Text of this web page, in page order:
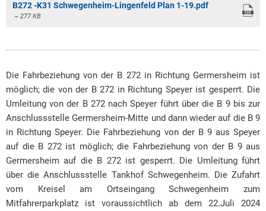
B272 -K31 Schwegenheim-Lingenfeld Plan 1-19.pdf
~ 277 KB
Die Fahrbeziehung von der B 272 in Richtung Germersheim ist
möglich; die von der B 272 in Richtung Speyer ist gesperrt. Die
Umleitung von der B 272 nach Speyer führt über die B 9 bis zur
Anschlussstelle Germersheim-Mitte und dann wieder auf die B 9
in Richtung Speyer. Die Fahrbeziehung von der B 9 aus Speyer
auf die B 272 ist möglich; die Fahrbeziehung von der B 9 aus
Germersheim auf die B 272 ist gesperrt. Die Umleitung führt
über die Anschlussstelle Tankhof Schwegenheim. Die Zufahrt
vom Kreisel am Ortseingang Schwegenheim zum
Mitfahrerparkplatz ist voraussichtlich ab dem 22.Juli 2024